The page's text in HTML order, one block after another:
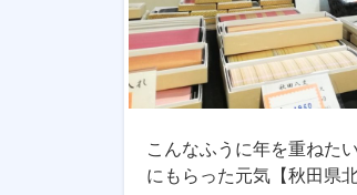
こんなふうに年を重ねた
にもらった元気【秋田県北